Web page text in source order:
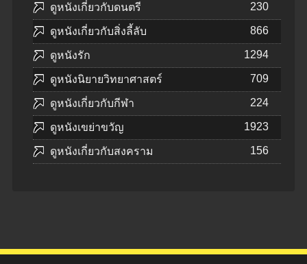
ดูหนังเกี่ยวกับดนตรี 230
ดูหนังเกี่ยวกับสิ่งลี้ลับ 866
ดูหนังรัก 1294
ดูหนังนิยายวิทยาศาสตร์ 709
ดูหนังเกี่ยวกับกีฬา 224
ดูหนังเขย่าขวัญ 1923
ดูหนังเกี่ยวกับสงคราม 156